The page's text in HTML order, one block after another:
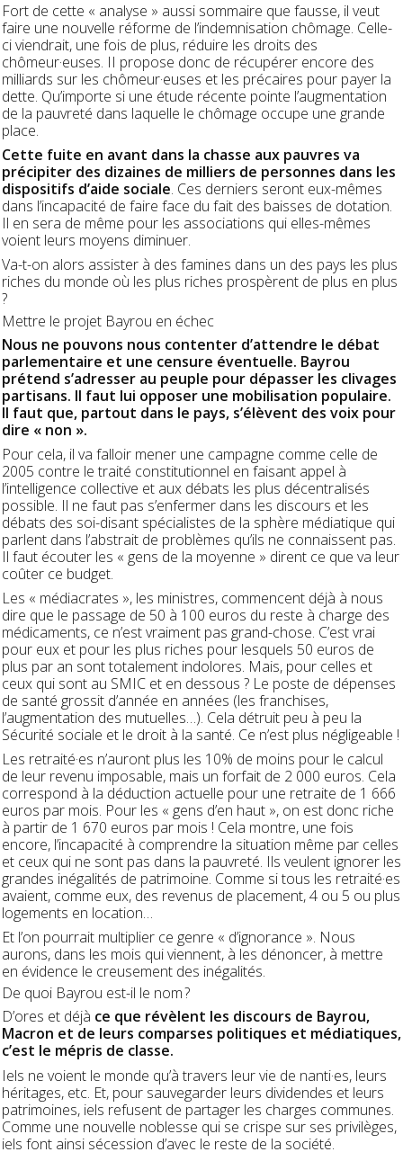
Fort de cette « analyse » aussi sommaire que fausse, il veut
faire une nouvelle réforme de l’indemnisation chômage. Celle-
ci viendrait, une fois de plus, réduire les droits des
chômeur·euses. II propose donc de récupérer encore des
milliards sur les chômeur·euses et les précaires pour payer la
dette. Qu’importe si une étude récente pointe l’augmentation
de la pauvreté dans laquelle le chômage occupe une grande
place.
Cette fuite en avant dans la chasse aux pauvres va
précipiter des dizaines de milliers de personnes dans les
dispositifs d’aide sociale. Ces derniers seront eux-mêmes
dans l’incapacité de faire face du fait des baisses de dotation.
Il en sera de même pour les associations qui elles-mêmes
voient leurs moyens diminuer.
Va-t-on alors assister à des famines dans un des pays les plus
riches du monde où les plus riches prospèrent de plus en plus
?
Mettre le projet Bayrou en échec
Nous ne pouvons nous contenter d’attendre le débat
parlementaire et une censure éventuelle. Bayrou
prétend s’adresser au peuple pour dépasser les clivages
partisans. Il faut lui opposer une mobilisation populaire.
Il faut que, partout dans le pays, s’élèvent des voix pour
dire « non ».
Pour cela, il va falloir mener une campagne comme celle de
2005 contre le traité constitutionnel en faisant appel à
l’intelligence collective et aux débats les plus décentralisés
possible. Il ne faut pas s’enfermer dans les discours et les
débats des soi-disant spécialistes de la sphère médiatique qui
parlent dans l’abstrait de problèmes qu’ils ne connaissent pas.
Il faut écouter les « gens de la moyenne » dirent ce que va leur
coûter ce budget.
Les « médiacrates », les ministres, commencent déjà à nous
dire que le passage de 50 à 100 euros du reste à charge des
médicaments, ce n’est vraiment pas grand-chose. C’est vrai
pour eux et pour les plus riches pour lesquels 50 euros de
plus par an sont totalement indolores. Mais, pour celles et
ceux qui sont au SMIC et en dessous ? Le poste de dépenses
de santé grossit d’année en années (les franchises,
l’augmentation des mutuelles…). Cela détruit peu à peu la
Sécurité sociale et le droit à la santé. Ce n’est plus négligeable !
Les retraité·es n’auront plus les 10% de moins pour le calcul
de leur revenu imposable, mais un forfait de 2 000 euros. Cela
correspond à la déduction actuelle pour une retraite de 1 666
euros par mois. Pour les « gens d’en haut », on est donc riche
à partir de 1 670 euros par mois ! Cela montre, une fois
encore, l’incapacité à comprendre la situation même par celles
et ceux qui ne sont pas dans la pauvreté. Ils veulent ignorer les
grandes inégalités de patrimoine. Comme si tous les retraité·es
avaient, comme eux, des revenus de placement, 4 ou 5 ou plus
logements en location…
Et l’on pourrait multiplier ce genre « d’ignorance ». Nous
aurons, dans les mois qui viennent, à les dénoncer, à mettre
en évidence le creusement des inégalités.
De quoi Bayrou est-il le nom ?
D’ores et déjà ce que révèlent les discours de Bayrou,
Macron et de leurs comparses politiques et médiatiques,
c’est le mépris de classe.
Iels ne voient le monde qu’à travers leur vie de nanti·es, leurs
héritages, etc. Et, pour sauvegarder leurs dividendes et leurs
patrimoines, iels refusent de partager les charges communes.
Comme une nouvelle noblesse qui se crispe sur ses privilèges,
iels font ainsi sécession d’avec le reste de la société.